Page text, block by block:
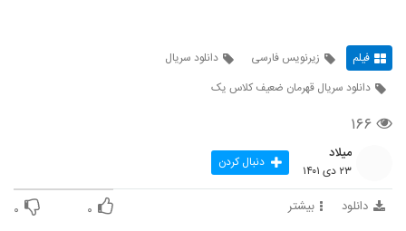
فیلم زیرنویس فارسی
دانلود سریال
دانلود سریال قهرمان ضعیف کلاس یک
۱۶۶
میلاد
۲۳ دی ۱۴۰۱ دنبال کردن
دانلود بیشتر ۰ ۰